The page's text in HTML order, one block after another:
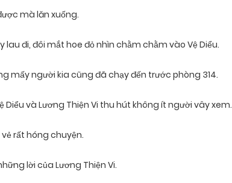
mà lăn xuống.
đi, đôi mắt hoe đỏ nhìn chằm chằm vào Vệ Diểu.
mấy người kia cũng đã chạy đến trước phòng 314.
Diểu và Lương Thiện Vi thu hút không ít người vây xem.
rất hóng chuyện.
lời của Lương Thiện Vi.